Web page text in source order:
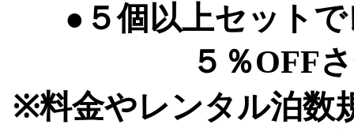
●５個以上セット
５％OFF
※料金やレンタル泊数